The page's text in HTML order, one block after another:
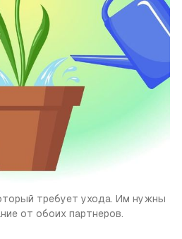
требует ухода. Им нужны
от обоих партнеров.